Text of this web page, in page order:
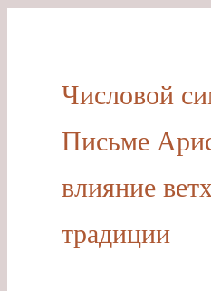
Числовой
Письме
влияние
традиции